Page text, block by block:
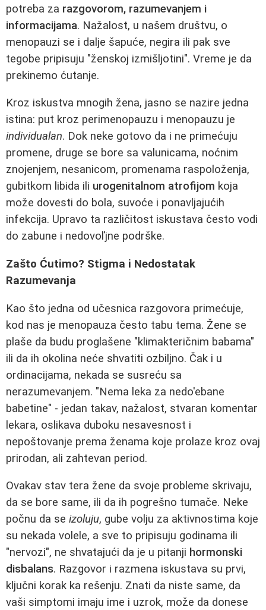
potreba za razgovorom, razumevanjem i
informacijama. Nažalost, u našem društvu, o
menopauzi se i dalje šapuće, negira ili pak sve
tegobe pripisuju "ženskoj izmišljotini". Vreme je da
prekinemo ćutanje.
Kroz iskustva mnogih žena, jasno se nazire jedna
istina: put kroz perimenopauzu i menopauzu je
individualan. Dok neke gotovo da i ne primećuju
promene, druge se bore sa valunicama, noćnim
znojenjem, nesanicom, promenama raspoloženja,
gubitkom libida ili urogenitalnom atrofijom koja
može dovesti do bola, suvoće i ponavljajućih
infekcija. Upravo ta različitost iskustava često vodi
do zabune i nedovoľjne podrške.
Zašto Ćutimo? Stigma i Nedostatak
Razumevanja
Kao što jedna od učesnica razgovora primećuje,
kod nas je menopauza često tabu tema. Žene se
plaše da budu proglašene "klimakteričnim babama"
ili da ih okolina neće shvatiti ozbiljno. Čak i u
ordinacijama, nekada se susreću sa
nerazumevanjem. "Nema leka za nedo'ebane
babetine" - jedan takav, nažalost, stvaran komentar
lekara, oslikava duboku nesavesnost i
nepoštovanje prema ženama koje prolaze kroz ovaj
prirodan, ali zahtevan period.
Ovakav stav tera žene da svoje probleme skrivaju,
da se bore same, ili da ih pogrešno tumače. Neke
počnu da se izoluju, gube volju za aktivnostima koje
su nekada volele, a sve to pripisuju godinama ili
"nervozi", ne shvatajući da je u pitanji hormonski
disbalans. Razgovor i razmena iskustava su prvi,
ključni korak ka rešenju. Znati da niste same, da
vaši simptomi imaju ime i uzrok, može da donese